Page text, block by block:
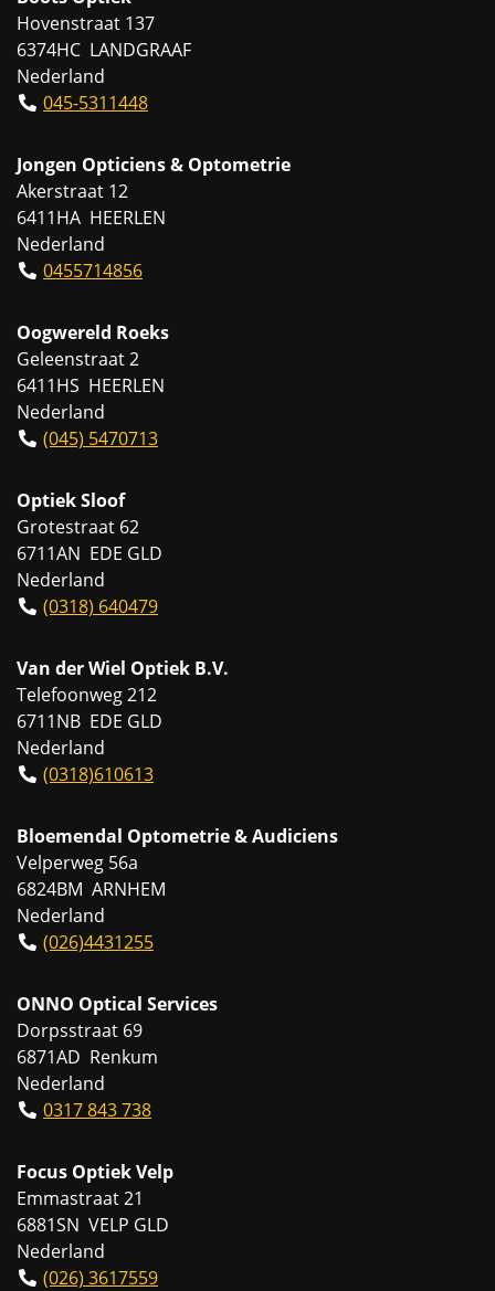
Hovenstraat 137
6374HC LANDGRAAF
Nederland
045-5311448
Jongen Opticiens & Optometrie
Akerstraat 12
6411HA HEERLEN
Nederland
0455714856
Oogwereld Roeks
Geleenstraat 2
6411HS HEERLEN
Nederland
(045) 5470713
Optiek Sloof
Grotestraat 62
6711AN EDE GLD
Nederland
(0318) 640479
Van der Wiel Optiek B.V.
Telefoonweg 212
6711NB EDE GLD
Nederland
(0318)610613
Bloemendal Optometrie & Audiciens
Velperweg 56a
6824BM ARNHEM
Nederland
(026)4431255
ONNO Optical Services
Dorpsstraat 69
6871AD Renkum
Nederland
0317 843 738
Focus Optiek Velp
Emmastraat 21
6881SN VELP GLD
Nederland
(026) 3617559